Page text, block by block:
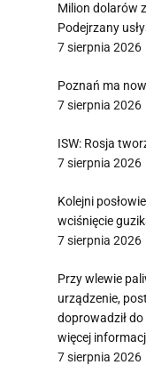
Milion dolarów
Podejrzany
7 sierpnia 2026
Poznań ma
7 sierpnia 2026
ISW: Rosja
7 sierpnia 2026
Kolejni
wciśnięcie
7 sierpnia 2026
Przy wlewie
urządzenie,
doprowadził
więcej
7 sierpnia 2026